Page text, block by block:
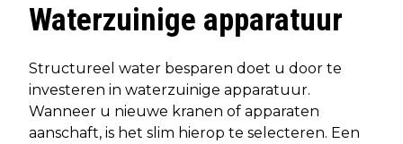
Waterzuinige apparatuur
Structureel water besparen doet u door te
investeren in waterzuinige apparatuur.
Wanneer u nieuwe kranen of apparaten
aanschaft, is het slim hierop te selecteren. Een